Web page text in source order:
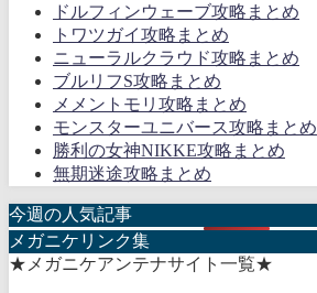
ドルフィンウェーブ攻略まとめ
トワツガイ攻略まとめ
ニューラルクラウド攻略まとめ
ブルリフS攻略まとめ
メメントモリ攻略まとめ
モンスターユニバース攻略まとめ
勝利の女神NIKKE攻略まとめ
無期迷途攻略まとめ
今週の人気記事
メガニケリンク集
★メガニケアンテナサイト一覧★